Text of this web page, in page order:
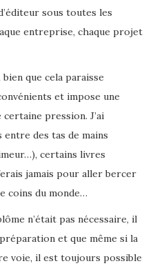
sous toutes les
entreprise, chaque projet
que cela paraisse
et impose une
pression. J’ai
entre des tas de mains
certains livres
jamais pour aller bercer
coins du monde…
n’était pas nécessaire, il
et que même si la
voie, il est toujours possible